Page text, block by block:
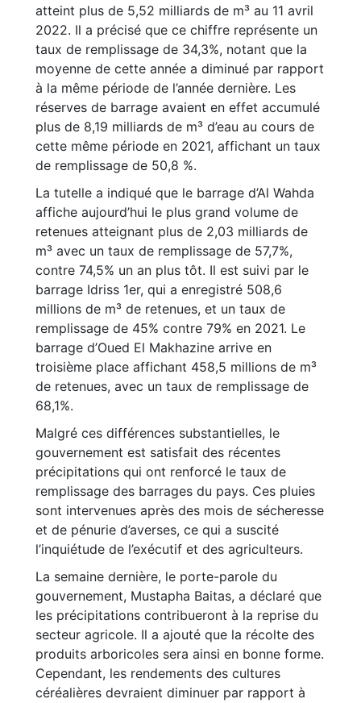
atteint plus de 5,52 milliards de m³ au 11 avril
2022. Il a précisé que ce chiffre représente un
taux de remplissage de 34,3%, notant que la
moyenne de cette année a diminué par rapport
à la même période de l’année dernière. Les
réserves de barrage avaient en effet accumulé
plus de 8,19 milliards de m³ d’eau au cours de
cette même période en 2021, affichant un taux
de remplissage de 50,8 %.
La tutelle a indiqué que le barrage d’Al Wahda
affiche aujourd’hui le plus grand volume de
retenues atteignant plus de 2,03 milliards de
m³ avec un taux de remplissage de 57,7%,
contre 74,5% un an plus tôt. Il est suivi par le
barrage Idriss 1er, qui a enregistré 508,6
millions de m³ de retenues, et un taux de
remplissage de 45% contre 79% en 2021. Le
barrage d’Oued El Makhazine arrive en
troisième place affichant 458,5 millions de m³
de retenues, avec un taux de remplissage de
68,1%.
Malgré ces différences substantielles, le
gouvernement est satisfait des récentes
précipitations qui ont renforcé le taux de
remplissage des barrages du pays. Ces pluies
sont intervenues après des mois de sécheresse
et de pénurie d’averses, ce qui a suscité
l’inquiétude de l’exécutif et des agriculteurs.
La semaine dernière, le porte-parole du
gouvernement, Mustapha Baitas, a déclaré que
les précipitations contribueront à la reprise du
secteur agricole. Il a ajouté que la récolte des
produits arboricoles sera ainsi en bonne forme.
Cependant, les rendements des cultures
céréalières devraient diminuer par rapport à